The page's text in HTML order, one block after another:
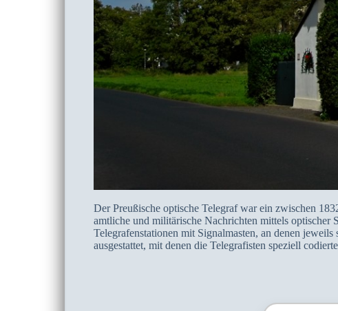
Der Preußische optische Telegraf war ein zwischen
amtliche und militärische Nachrichten mittels optischer
Telegrafenstationen mit Signalmasten, an denen
ausgestattet, mit denen die Telegrafisten speziell